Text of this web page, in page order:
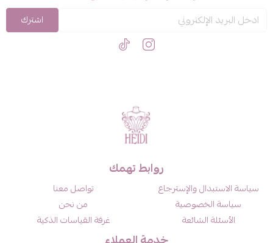
اشترك
روابط تهمك
سياسة الاستبدال والإسترجاع
سياسة الخصوصية
الأسئلة الشائعة
تواصل معنا
من نحن
غرفة القياسات الذكية